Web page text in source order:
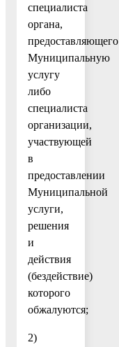
специалиста
органа,
предоставляющего
Муниципальную
услугу
либо
специалиста
организации,
участвующей
в
предоставлении
Муниципальной
услуги,
решения
и
действия
(бездействие)
которого
обжалуются;
2)